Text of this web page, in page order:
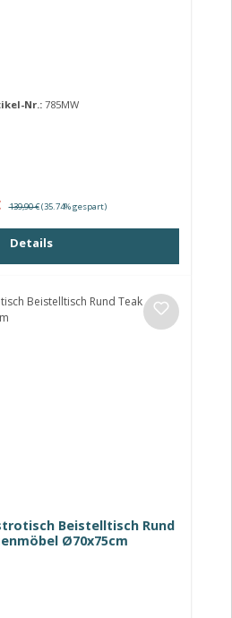
Nr.: 785MW
Regulärer Preis:
139,90 €(35.74% gespart)
Details
Beistelltisch Rund
Ø70x75cm